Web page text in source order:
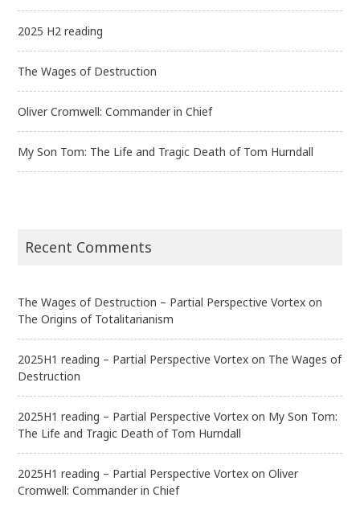
2025 H2 reading
The Wages of Destruction
Oliver Cromwell: Commander in Chief
My Son Tom: The Life and Tragic Death of Tom Hurndall
Recent Comments
The Wages of Destruction – Partial Perspective Vortex on
The Origins of Totalitarianism
2025H1 reading – Partial Perspective Vortex on The Wages of
Destruction
2025H1 reading – Partial Perspective Vortex on My Son Tom:
The Life and Tragic Death of Tom Hurndall
2025H1 reading – Partial Perspective Vortex onOliver
Cromwell: Commander in Chief